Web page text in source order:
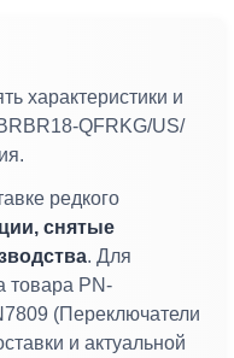
характеристики и
QFRKG/US/
редкого
снятые
. Для
товара PN-
(Переключатели
и актуальной